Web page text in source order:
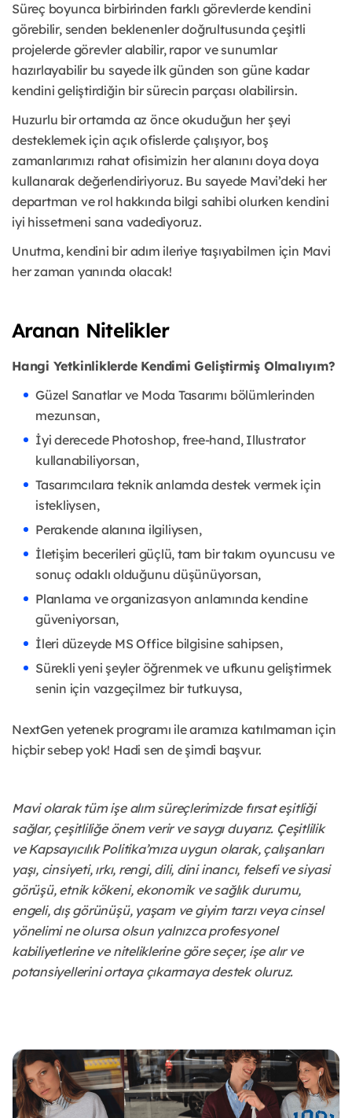
Süreç boyunca birbirinden farklı görevlerde kendini
görebilir, senden beklenenler doğrultusunda çeşitli
projelerde görevler alabilir, rapor ve sunumlar
hazırlayabilir bu sayede ilk günden son güne kadar
kendini geliştirdiğin bir sürecin parçası olabilirsin.
Huzurlu bir ortamda az önce okuduğun her şeyi
desteklemek için açık ofislerde çalışıyor, boş
zamanlarımızı rahat ofisimizin her alanını doya doya
kullanarak değerlendiriyoruz. Bu sayede Mavi’deki her
departman ve rol hakkında bilgi sahibi olurken kendini
iyi hissetmeni sana vadediyoruz.
Unutma, kendini bir adım ileriye taşıyabilmen için Mavi
her zaman yanında olacak!
Aranan Nitelikler
Hangi Yetkinliklerde Kendimi Geliştirmiş Olmalıyım?
Güzel Sanatlar ve Moda Tasarımı bölümlerinden
mezunsan,
İyi derecede Photoshop, free-hand, Illustrator
kullanabiliyorsan,
Tasarımcılara teknik anlamda destek vermek için
istekliysen,
Perakende alanına ilgiliysen,
İletişim becerileri güçlü, tam bir takım oyuncusu ve
sonuç odaklı olduğunu düşünüyorsan,
Planlama ve organizasyon anlamında kendine
güveniyorsan,
İleri düzeyde MS Office bilgisine sahipsen,
Sürekli yeni şeyler öğrenmek ve ufkunu geliştirmek
senin için vazgeçilmez bir tutkuysa,
NextGen yetenek programı ile aramıza katılmaman için
hiçbir sebep yok! Hadi sen de şimdi başvur.
Mavi olarak tüm işe alım süreçlerimizde fırsat eşitliği
sağlar, çeşitliliğe önem verir ve saygı duyarız. Çeşitlilik
ve Kapsayıcılık Politika’mıza uygun olarak, çalışanları
yaşı, cinsiyeti, ırkı, rengi, dili, dini inancı, felsefi ve siyasi
görüşü, etnik kökeni, ekonomik ve sağlık durumu,
engeli, dış görünüşü, yaşam ve giyim tarzı veya cinsel
yönelimi ne olursa olsun yalnızca profesyonel
kabiliyetlerine ve niteliklerine göre seçer, işe alır ve
potansiyellerini ortaya çıkarmaya destek oluruz.